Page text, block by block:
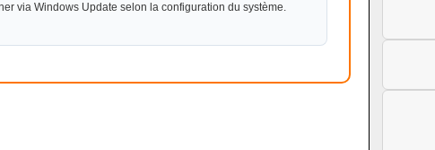
via Windows Update selon la configuration du système.